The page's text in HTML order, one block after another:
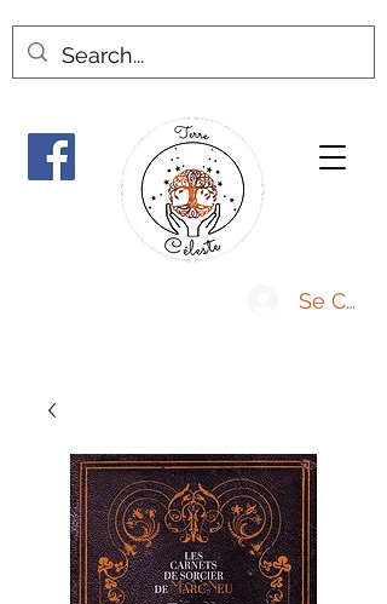
Se